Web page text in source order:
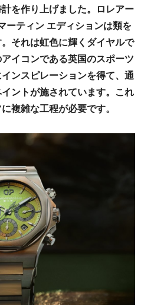
を作り上げました。ロレアー
ーティン エディションは類を
それは虹色に輝くダイヤルで
イコンである英国のスポーツ
ンスピレーションを得て、通
ントが施されています。これ
複雑な工程が必要です。